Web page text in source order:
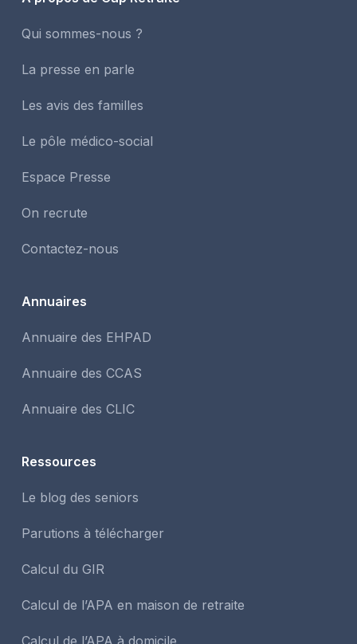
Qui sommes-nous ?
La presse en parle
Les avis des familles
Le pôle médico-social
Espace Presse
On recrute
Contactez-nous
Annuaires
Annuaire des EHPAD
Annuaire des CCAS
Annuaire des CLIC
Ressources
Le blog des seniors
Parutions à télécharger
Calcul du GIR
Calcul de l’APA en maison de retraite